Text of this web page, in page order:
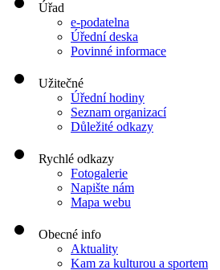
Úřad
e-podatelna
Úřední deska
Povinné informace
Užitečné
Úřední hodiny
Seznam organizací
Důležité odkazy
Rychlé odkazy
Fotogalerie
Napište nám
Mapa webu
Obecné info
Aktuality
Kam za kulturou a sportem